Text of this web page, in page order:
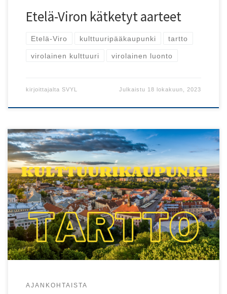
Etelä-Viron kätketyt aarteet
Etelä-Viro kulttuuripääkaupunki tartto
virolainen kulttuuri virolainen luonto
kirjoittajalta SVYL Julkaistu 18 lokakuun, 2023
Syyskuussa päästään kuuntelemaan mielenkiintoista
luentosarjaa Tartosta!
AJANKOHTAISTA